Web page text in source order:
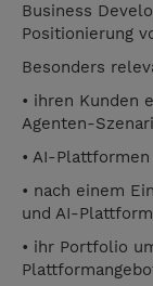
Business
Positionierung
Besonders
• ihren Kunden
Agenten-
• AI-
• nach einem
und AI-
• ihr Portfolio